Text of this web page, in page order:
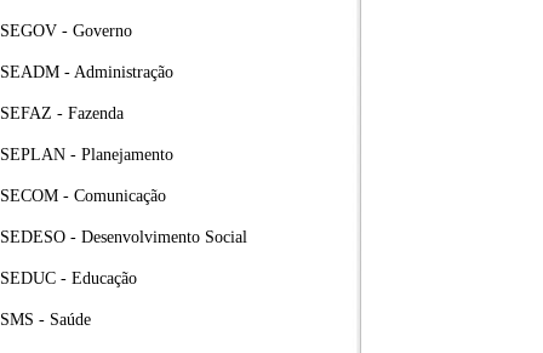
SEGOV - Governo
SEADM - Administração
SEFAZ - Fazenda
SEPLAN - Planejamento
SECOM - Comunicação
SEDESO - Desenvolvimento Social
SEDUC - Educação
SMS - Saúde